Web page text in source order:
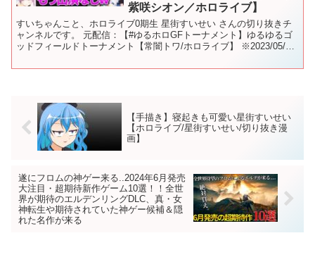
紫咲シオン／ホロライブ】
すいちゃんこと、ホロライブ0期生 星街すいせい さんの切り抜きチ
ャンネルです。 元配信：【#ゆるホロGFトーナメント】ゆるゆるゴ
ッドフィールドトーナメント【常闇トワ/ホロライブ】 ※2023/05/19
【手描き】寝起きも可愛い星街すいせい
【ホロライブ/星街すいせい/切り抜き漫
画】
遂にフロムの神ゲー来る..2024年6月発売
大注目・超期待新作ゲーム10選！！全世
界が期待のエルデンリングDLC、真・女
神転生や期待されていた神ゲー候補＆隠
れた名作が来る